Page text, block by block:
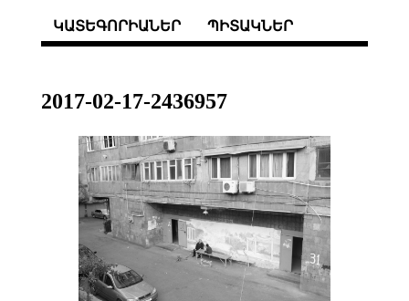
ԿԱՏԵԳՈՐԻԱՆԵՐ ՊԻՏԱԿՆԵՐ
2017-02-17-2436957